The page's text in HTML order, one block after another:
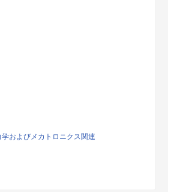
およびメカトロニクス関連